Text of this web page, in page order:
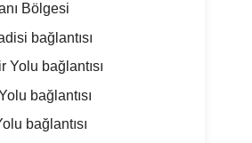
Bölgesi
bağlantısı
Yolu bağlantısı
bağlantısı
bağlantısı